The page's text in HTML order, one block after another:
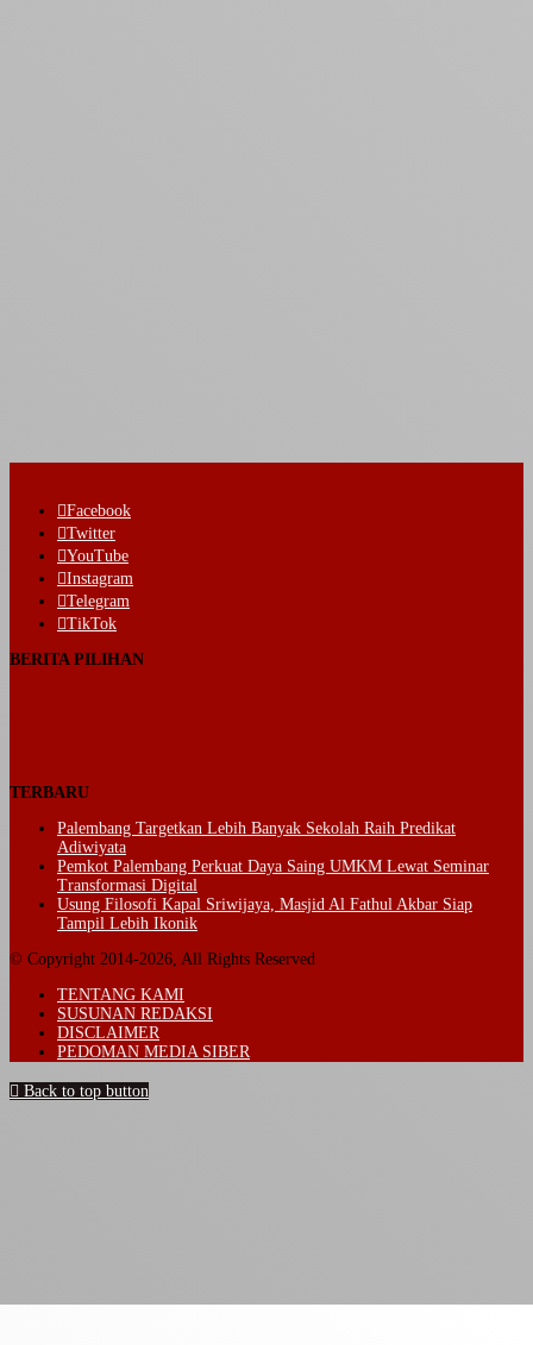
Facebook
Twitter
YouTube
Instagram
Telegram
TikTok
BERITA PILIHAN
TERBARU
Palembang Targetkan Lebih Banyak Sekolah Raih Predikat
Adiwiyata
Pemkot Palembang Perkuat Daya Saing UMKM Lewat Seminar
Transformasi Digital
Usung Filosofi Kapal Sriwijaya, Masjid Al Fathul Akbar Siap
Tampil Lebih Ikonik
© Copyright 2014-2026, All Rights Reserved
TENTANG KAMI
SUSUNAN REDAKSI
DISCLAIMER
PEDOMAN MEDIA SIBER
Back to top button